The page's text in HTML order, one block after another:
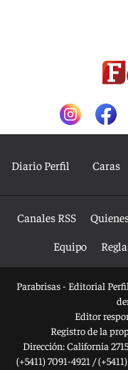
Diario Perfil Caras
Canales RSS
Equipo
Parabrisas - Editorial
Editor
Registro de la
Dirección:California 2715
(+5411) 7091-4921 /